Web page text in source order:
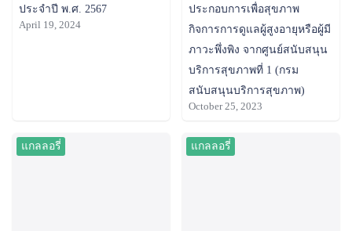
ประจำปี พ.ศ. 2567
April 19, 2024
ประกอบการเพื่อสุขภาพ
กิจการการดูแลผู้สูงอายุหรือผู้มี
ภาวะพึ่งพิง จากศูนย์สนับสนุน
บริการสุขภาพที่ 1 (กรม
สนับสนุนบริการสุขภาพ)
October 25, 2023
แกลลอรี่ แกลลอรี่